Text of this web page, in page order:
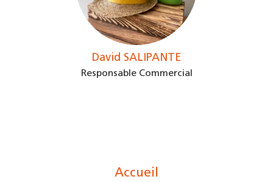
David SALIPANTE
Responsable Commercial
Accueil